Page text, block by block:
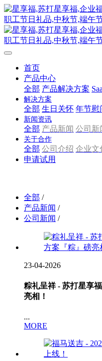
首页
产品中心
全部 产品解决方案
解决方案
全部 生日关怀 年节慰
新闻资讯
全部 产品新闻 公司新
关于合作
全部 公司介绍 企业文
申请试用
全部 /
产品新闻 /
公司新闻 /
23-04-2026
粽礼呈祥 - 苏打星享
亮相！
...
MORE